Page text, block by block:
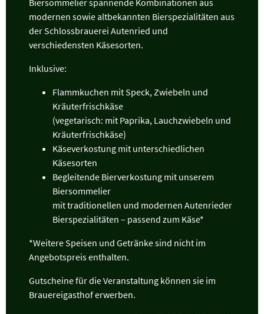
Biersommelier spannende Kombinationen aus
modernen sowie altbekannten Bierspezialitäten aus
der Schlossbrauerei Autenried und
verschiedensten Käsesorten.
Inklusive:
Flammkuchen mit Speck, Zwiebeln und
Kräuterfrischkäse
(vegetarisch: mit Paprika, Lauchzwiebeln und
Kräuterfrischkäse)
Käseverkostung mit unterschiedlichen
Käsesorten
Begleitende Bierverkostung mit unserem
Biersommelier
mit traditionellen und modernen Autenrieder
Bierspezialitäten – passend zum Käse*
*Weitere Speisen und Getränke sind nicht im
Angebotspreis enthalten.
Gutscheine für die Veranstaltung können sie im
Brauereigasthof erwerben.